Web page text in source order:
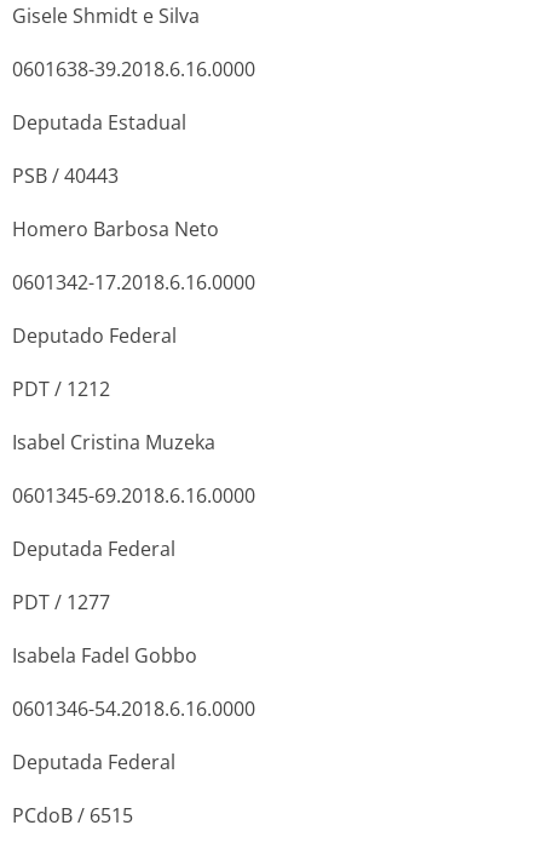
Gisele Shmidt e Silva
0601638-39.2018.6.16.0000
Deputada Estadual
PSB / 40443
Homero Barbosa Neto
0601342-17.2018.6.16.0000
Deputado Federal
PDT / 1212
Isabel Cristina Muzeka
0601345-69.2018.6.16.0000
Deputada Federal
PDT / 1277
Isabela Fadel Gobbo
0601346-54.2018.6.16.0000
Deputada Federal
PCdoB / 6515